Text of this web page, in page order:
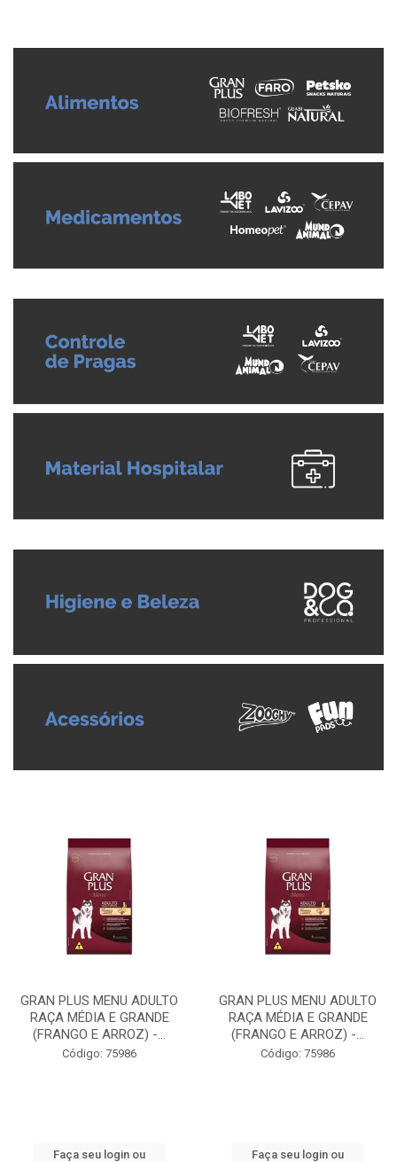
GRAN PLUS MENU ADULTO
RAÇA MÉDIA E GRANDE
(FRANGO E ARROZ) -...
Código: 75986
Faça seu login ou
GRAN PLUS MENU ADULTO
RAÇA MÉDIA E GRANDE
(FRANGO E ARROZ) -...
Código: 75986
Faça seu login ou